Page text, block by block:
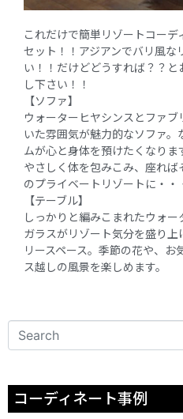
これだけで簡単リゾートコー
セット！！アジアンでバリ風な
い！！だけどどうすれば？？
し下さい！！
【ソファ】
ウォーターヒヤシンスとファ
いた雰囲気が魅力的なソファ
ムが心と身体を預けたくなり
やさしく体を包みこみ、座れ
のプライベートリゾートに・・
【テーブル】
しっかりと編みこまれたウォ
ガラスがリゾート気分を盛り
リースペース。季節の花や、
ス越しの風景を楽しめます。
コーディネート事例